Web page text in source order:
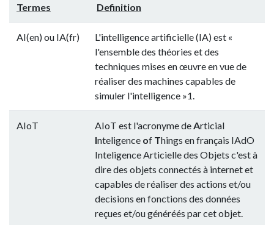
Termes Definition
AI(en) ou IA(fr)
L'intelligence artificielle (IA) est «
l'ensemble des théories et des
techniques mises en œuvre en vue de
réaliser des machines capables de
simuler l'intelligence »1.
AIoT AIoT est l'acronyme de Articial
Inteligence of Things en français IAdO
Inteligence Articielle des Objets c'est à
dire des objets connectés à internet et
capables de réaliser des actions et/ou
decisions en fonctions des données
reçues et/ou généréés par cet objet.